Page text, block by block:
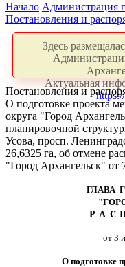
Начало Администрация
Постановления и
Здесь
Актуальная
Постановления и
О подготовке проекта
округа "Город
планировочной
Усова, просп.
26,6325 га, об отмене
"Город Архангельск" от
ГЛАВА
от 3
О подготовке